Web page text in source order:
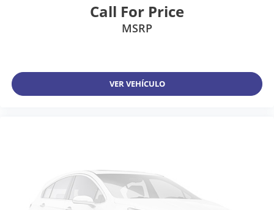
Call For Price
MSRP
VER VEHÍCULO